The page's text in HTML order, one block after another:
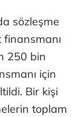
sözleşme
finansmanı
250 bin
için
Bir kişi
toplam